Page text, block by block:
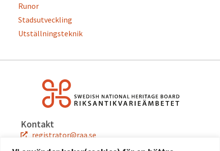
Runor
Stadsutveckling
Utställningsteknik
Kontakt
registrator@raa.se